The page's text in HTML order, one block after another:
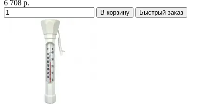
6 708 р.
В корзину Быстрый заказ